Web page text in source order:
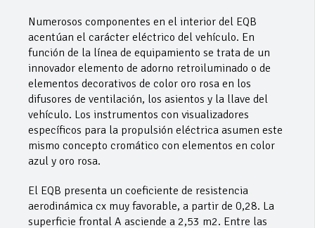
Numerosos componentes en el interior del EQB
acentúan el carácter eléctrico del vehículo. En
función de la línea de equipamiento se trata de un
innovador elemento de adorno retroiluminado o de
elementos decorativos de color oro rosa en los
difusores de ventilación, los asientos y la llave del
vehículo. Los instrumentos con visualizadores
específicos para la propulsión eléctrica asumen este
mismo concepto cromático con elementos en color
azul y oro rosa.
El EQB presenta un coeficiente de resistencia
aerodinámica cx muy favorable, a partir de 0,28. La
superficie frontal A asciende a 2,53 m2. Entre las